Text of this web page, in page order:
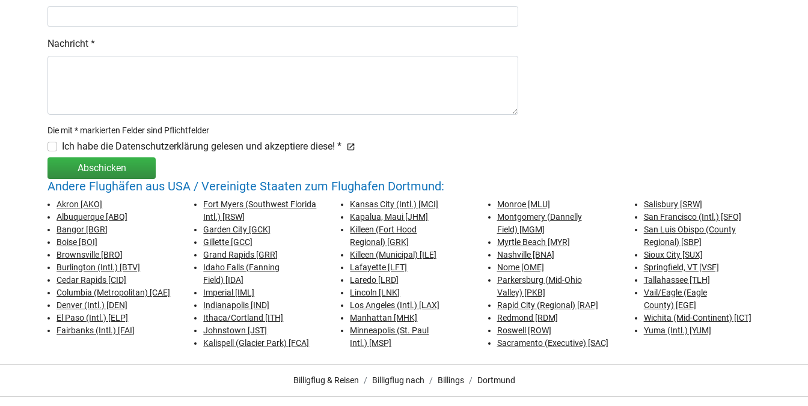
Nachricht *
Die mit * markierten Felder sind Pflichtfelder
Ich habe die Datenschutzerklärung gelesen und akzeptiere diese! *
Abschicken
Andere Flughäfen aus USA / Vereinigte Staaten zum Flughafen Dortmund:
Akron [AKO]
Albuquerque [ABQ]
Bangor [BGR]
Boise [BOI]
Brownsville [BRO]
Burlington (Intl.) [BTV]
Cedar Rapids [CID]
Columbia (Metropolitan) [CAE]
Denver (Intl.) [DEN]
El Paso (Intl.) [ELP]
Fairbanks (Intl.) [FAI]
Fort Myers (Southwest Florida
Intl.) [RSW]
Garden City [GCK]
Gillette [GCC]
Grand Rapids [GRR]
Idaho Falls (Fanning
Field) [IDA]
Imperial [IML]
Indianapolis [IND]
Ithaca/Cortland [ITH]
Johnstown [JST]
Kalispell (Glacier Park) [FCA]
Kansas City (Intl.) [MCI]
Kapalua, Maui [JHM]
Killeen (Fort Hood
Regional) [GRK]
Killeen (Municipal) [ILE]
Lafayette [LFT]
Laredo [LRD]
Lincoln [LNK]
Los Angeles (Intl.) [LAX]
Manhattan [MHK]
Minneapolis (St. Paul
Intl.) [MSP]
Monroe [MLU]
Montgomery (Dannelly
Field) [MGM]
Myrtle Beach [MYR]
Nashville [BNA]
Nome [OME]
Parkersburg (Mid-Ohio
Valley) [PKB]
Rapid City (Regional) [RAP]
Redmond [RDM]
Roswell [ROW]
Sacramento (Executive) [SAC]
Salisbury [SRW]
San Francisco (Intl.) [SFO]
San Luis Obispo (County
Regional) [SBP]
Sioux City [SUX]
Springfield, VT [VSF]
Tallahassee [TLH]
Vail/Eagle (Eagle
County) [EGE]
Wichita (Mid-Continent) [ICT]
Yuma (Intl.) [YUM]
Billigflug & Reisen Billigflug nach Billings Dortmund